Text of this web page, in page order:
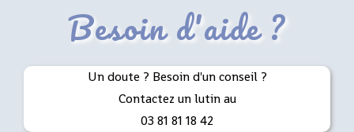
Besoin d'aide ?
Un doute ? Besoin d'un conseil ?
Contactez un lutin au
03 81 81 18 42